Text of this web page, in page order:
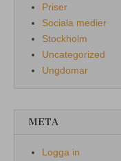
Priser
Sociala medier
Stockholm
Uncategorized
Ungdomar
META
Logga in